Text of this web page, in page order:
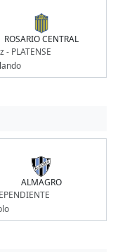
ROSARIO CENTRAL
PLATENSE
ALMAGRO